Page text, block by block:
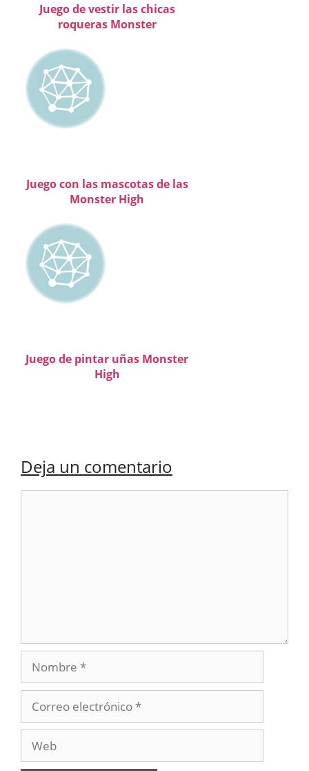
Juego de vestir las chicas
roqueras Monster
Juego con las mascotas de las
Monster High
Juego de pintar uñas Monster
High
Deja un comentario
Nombre
electrónico